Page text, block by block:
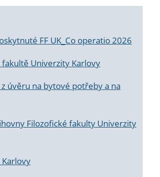
FF UK_Co operatio 2026
Univerzity Karlovy
úvěru na bytové potřeby a na
Filozofické fakulty Univerzity